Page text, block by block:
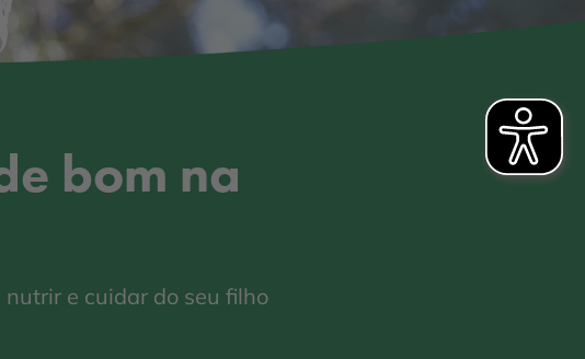
bom na
e cuidar do seu filho